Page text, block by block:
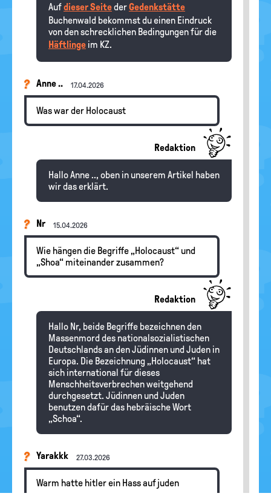
Aufdieser SeitederGedenkstätte
Buchenwald bekommst du einen Eindruck
von den schrecklichen Bedingungen für die
Häftlinge im KZ.
Anne .. 17.04.2026
Was war der Holocaust
Redaktion
Hallo Anne .., oben in unserem Artikel haben
wir das erklärt.
Nr 15.04.2026
Wie hängen die Begriffe „Holocaust“ und
„Shoa“ miteinander zusammen?
Redaktion
Hallo Nr, beide Begriffe bezeichnen den
Massenmord des nationalsozialistischen
Deutschlands an den Jüdinnen und Juden in
Europa. Die Bezeichnung „Holocaust“ hat
sich international für dieses
Menschheitsverbrechen weitgehend
durchgesetzt. Jüdinnen und Juden
benutzen dafür das hebräische Wort
„Schoa“.
Yarakkk 27.03.2026
Warm hatte hitler ein Hass auf juden